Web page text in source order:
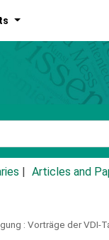
Articles and
: Vorträge der VDI-